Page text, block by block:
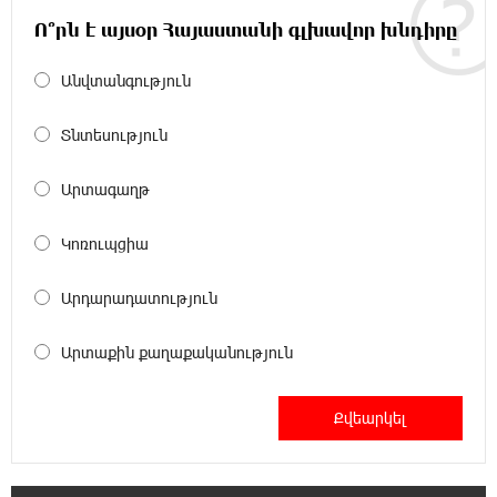
Մհեր Բաղդասարյանին
22:17:04 5-08-2026
է մասնակցել խաղարկության․ զգուշացում
21:59:34 5-08-2026
իսրայելցի զինծառայող
վիրավոր
Ո՞րն է այսօր Հայաստանի գլխավոր խնդիրը
Անվտանգություն
Տնտեսություն
Արտագաղթ
Կոռուպցիա
Արդարադատություն
Արտաքին քաղաքականություն